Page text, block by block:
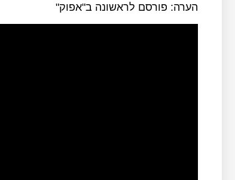
הערה: פורסם לראשונה ב"אפוק"